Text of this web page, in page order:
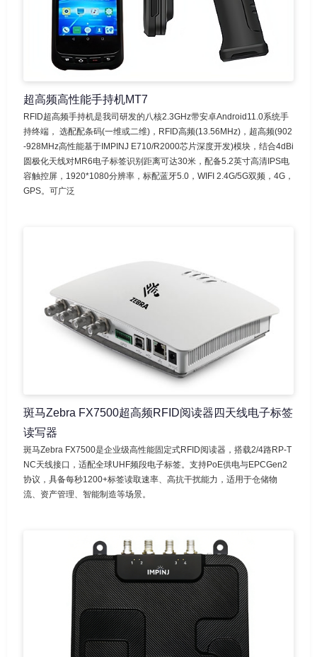
超高频高性能手持机MT7
RFID超高频手持机是我司研发的八核2.3GHz带安卓Android11.0系统手
持终端， 选配配条码(一维或二维)，RFID高频(13.56MHz)，超高频(902
-928MHz高性能基于IMPINJ E710/R2000芯片深度开发)模块，结合4dBi
圆极化天线对MR6电子标签识别距离可达30米，配备5.2英寸高清IPS电
容触控屏，1920*1080分辨率，标配蓝牙5.0，WIFI 2.4G/5G双频，4G，
GPS。可广泛
斑马Zebra FX7500超高频RFID阅读器四天线电子标签
读写器
斑马Zebra FX7500是企业级高性能固定式RFID阅读器，搭载2/4路RP-T
NC天线接口，适配全球UHF频段电子标签。支持PoE供电与EPCGen2
协议，具备每秒1200+标签读取速率、高抗干扰能力，适用于仓储物
流、资产管理、智能制造等场景。